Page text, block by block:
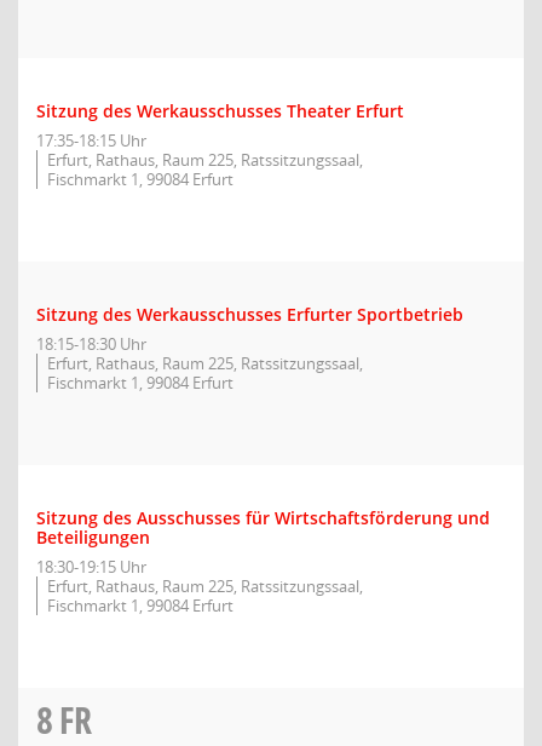
Sitzung des Werkausschusses Theater Erfurt
17:35-18:15 Uhr
Erfurt, Rathaus, Raum 225, Ratssitzungssaal,
Fischmarkt 1, 99084 Erfurt
Sitzung des Werkausschusses Erfurter Sportbetrieb
18:15-18:30 Uhr
Erfurt, Rathaus, Raum 225, Ratssitzungssaal,
Fischmarkt 1, 99084 Erfurt
Sitzung des Ausschusses für Wirtschaftsförderung und
Beteiligungen
18:30-19:15 Uhr
Erfurt, Rathaus, Raum 225, Ratssitzungssaal,
Fischmarkt 1, 99084 Erfurt
8FR